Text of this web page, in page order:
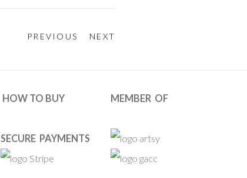
PREVIOUS NEXT
HOW TO BUY
SECURE PAYMENTS
MEMBER OF